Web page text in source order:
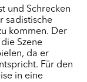
und Schrecken
sadistische
kommen. Der
Szene
da er
Für den
in eine